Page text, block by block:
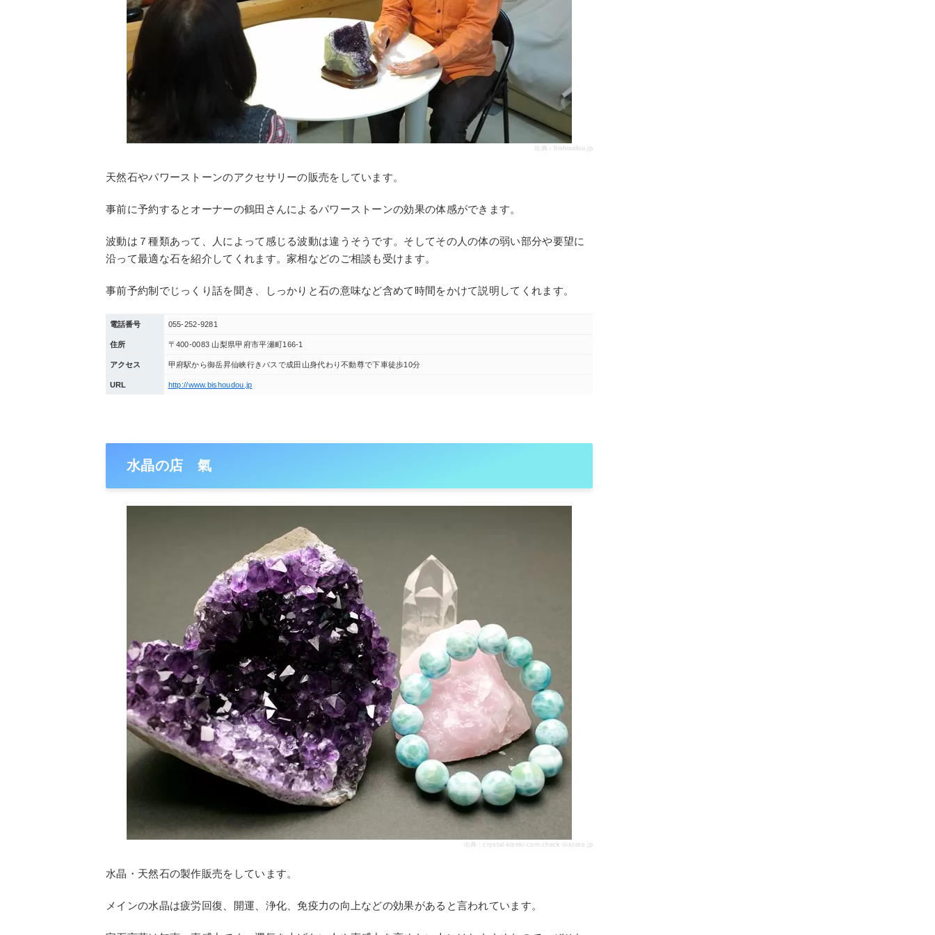
出典： bishoudou.jp
天然石やパワーストーンのアクセサリーの販売をしています。
事前に予約するとオーナーの鶴田さんによるパワーストーンの効果の体感ができます。
波動は７種類あって、人によって感じる波動は違うそうです。そしてその人の体の弱い部分や要望に
沿って最適な石を紹介してくれます。家相などのご相談も受けます。
事前予約制でじっくり話を聞き、しっかりと石の意味など含めて時間をかけて説明してくれます。
電話番号 055-252-9281
住所 〒400-0083 山梨県甲府市平瀬町166-1
アクセス 甲府駅から御岳昇仙峡行きバスで成田山身代わり不動尊で下車徒歩10分
URL http://www.bishoudou.jp
水晶の店 氣
出典：crystal-kiseki-com.check-sixcore.jp
水晶・天然石の製作販売をしています。
メインの水晶は疲労回復、開運、浄化、免疫力の向上などの効果があると言われています。